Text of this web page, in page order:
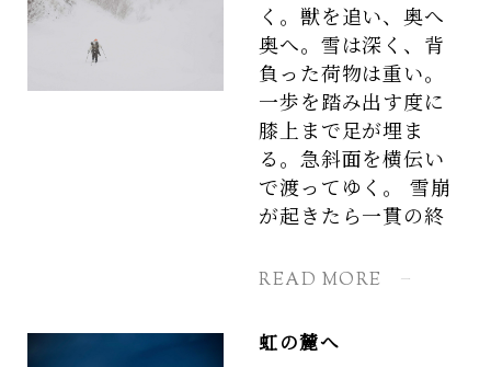
く。獣を追い、奥へ
奥へ。雪は深く、背
負った荷物は重い。
一歩を踏み出す度に
膝上まで足が埋ま
る。急斜面を横伝い
で渡ってゆく。 雪崩
が起きたら一貫の終
READ MORE
虹の麓へ